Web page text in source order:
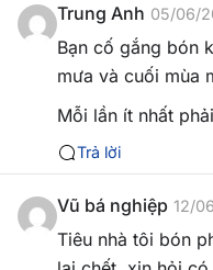
Trung Anh 05/06/
Bạn cố gắng bón
mưa và cuối mùa
Mỗi lần ít nhất
Trả lời
Vũ bá nghiệp 12/
Tiêu nhà tôi bón